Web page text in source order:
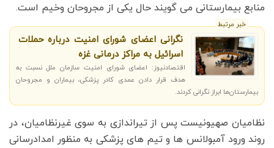
منابع بیمارستانی می گویند حال یکی از مجروحان وخیم است.
خبر مرتبط
نگرانی اعضای شورای امنیت درباره حملات
اسرائیل به مراکز درمانی غزه
اقتصادنیوز: اعضای شورای امنیت سازمان ملل نسبت به
هدف قرار دادن عمدی کادر پزشکی، بیماران و مجروحان
بیمارستان‌ها ابراز نگرانی کردند.
نظامیان صهیونیست پس از تیراندازی به سوی غیرنظامیان، در
روند ورود آمبولانس ها و تیم های پزشکی به منظور امدادرسانی